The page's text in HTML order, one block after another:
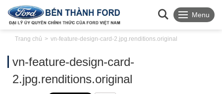
Menu
Trang chủ vn-feature-design-card-2.jpg.renditions.original
vn-feature-design-card-
2.jpg.renditions.original